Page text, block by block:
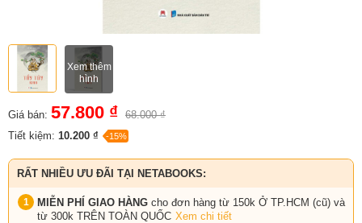
Xem thêm
hình
Giá bán: 57.800 ₫ 68.000 ₫
Tiết kiệm: 10.200 ₫ -15%
RẤT NHIỀU ƯU ĐÃI TẠI NETABOOKS:
MIỄN PHÍ GIAO HÀNG cho đơn hàng từ 150k Ở TP.HCM (cũ) và
từ 300k TRÊN TOÀN QUỐC Xem chi tiết